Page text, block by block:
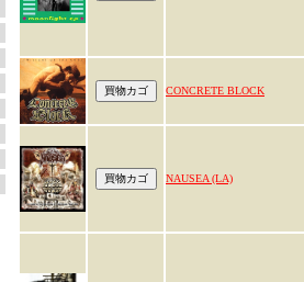
CONCRETE BLOCK
NAUSEA (LA)